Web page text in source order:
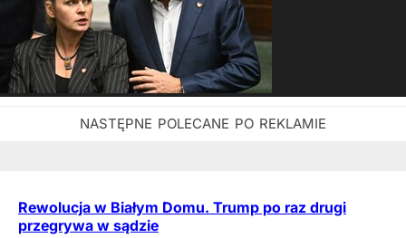
Rewolucja w Białym Domu. Trump po raz drugi
przegrywa w sądzie